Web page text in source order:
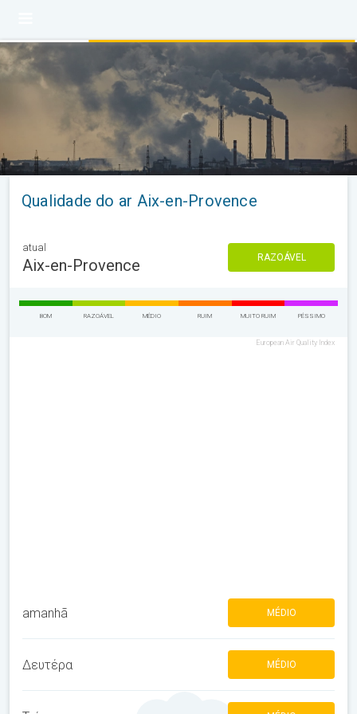
Qualidade do ar Aix-en-Provence
atual
Aix-en-Provence RAZOÁVEL
BOM RAZOÁVEL MÉDIO RUIM MUITO RUIM PÉSSIMO
European Air Quality Index
amanhã MÉDIO
Δευτέρα MÉDIO